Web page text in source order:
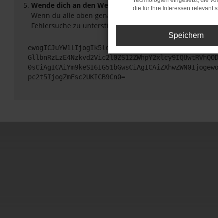
Wende dich an den Webseitenbetreiber.
Wenn du alle oben genannten Schritte versucht hast,
Fehlersuche zu unterstützen:
pc2t5IjogZmFsc2UKICB9Cn0=
die für Ihre Interessen relevant
Speichern